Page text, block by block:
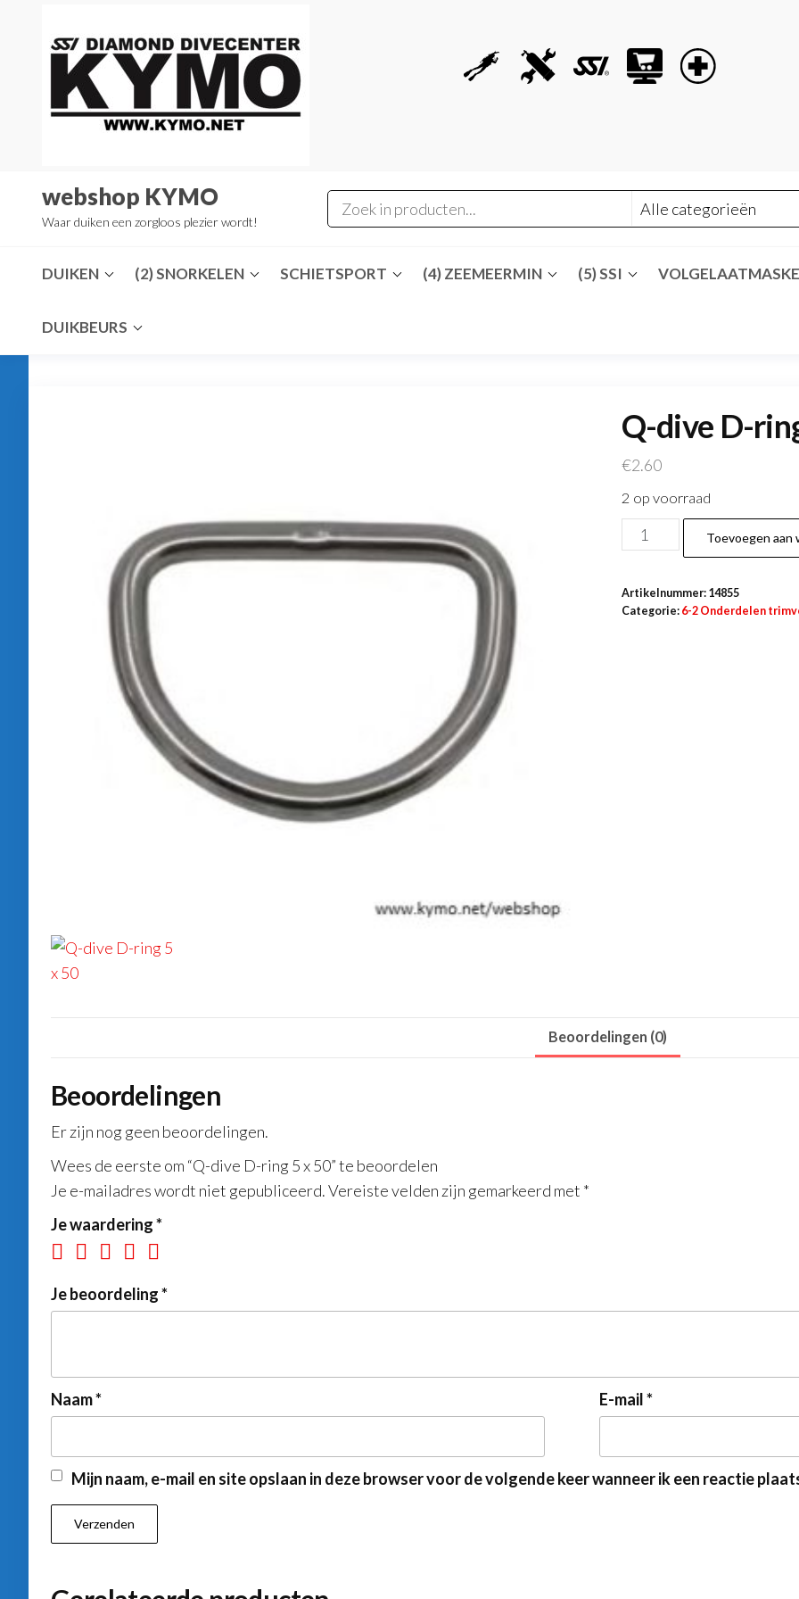
webshop KYMO
Waar duiken een zorgloos plezier wordt!
DUIKEN (2) SNORKELEN SCHIETSPORT (4) ZEEMEERMIN (5) SSI
DUIKBEURS
Q-dive D-
€2.60
2 op voorraad
dive
ring
Toevoegen aan
Artikelnummer: 14855
Categorie: 6-2 Onderdelen
Beoordelingen (0)
Beoordelingen
Er zijn nog geen beoordelingen.
Wees de eerste om “Q-dive D-ring 5 x 50” te beoordelen
Je e-mailadres wordt niet gepubliceerd.Vereiste velden zijn gemarkeerd met *
Je waardering*
Je beoordeling*
Naam* E-mail*
Mijn naam, e-mail en site opslaan in deze browser voor de volgende keer wanneer ik een reactie